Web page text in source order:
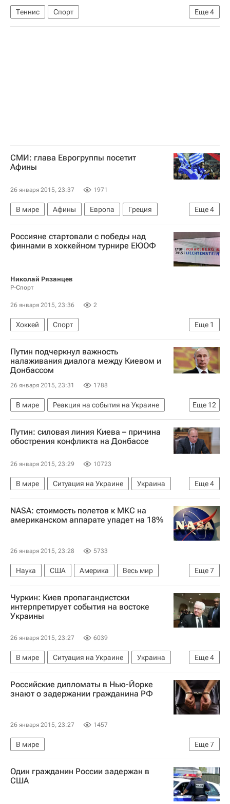
Еще4
Теннис
Спорт
Открытый чемпионат Австралии по теннису-2015
СМИ: глава Еврогруппы посетит
Афины
26 января 2015, 23:37 1971
Еще4
В мире Афины Европа
Греция
Весь мир
Правительство Греции
Еврогруппа
СИРИЗА
Россияне стартовали с победы над
финнами в хоккейном турнире ЕЮОФ
Николай Рязанцев
Р-Спорт
26 января 2015, 23:36 2
Еще 1
Хоккей
Спорт
Европейский юношеский Олимпийский зимний фестиваль 25-30 января 2015 года
Путин подчеркнул важность
налаживания диалога между Киевом и
Донбассом
26 января 2015, 23:31 1788
Еще 12
В мире
Реакция на события на Украине
Киев
Луганск Донецк
Донбасс
Украина
Донецкая область
Весь мир
Владимир Путин
Ангела Меркель
Франсуа Олланд
Путин: силовая линия Киева – причина
обострения конфликта на Донбассе
26 января 2015, 23:29 10723
Еще4
В мире Ситуация на Украине
Украина
Европа
Весь мир
Владимир Путин
Россия
NASA: стоимость полетов к МКС на
американском аппарате упадет на 18%
26 января 2015, 23:28 5733
Еще7
Наука США Америка
Весь мир
Северная Америка
Европа
Чарльз Болден
Роскосмос
The Boeing Company
Международная космическая станция (МКС)
Россия
Чуркин: Киев пропагандистски
интерпретирует события на востоке
Украины
26 января 2015, 23:27 6039
Еще4
В мире Ситуация на Украине
Украина
Европа
Весь мир
Виталий Чуркин
Россия
Российские дипломаты в Нью-Йорке
знают о задержании гражданина РФ
26 января 2015, 23:27 1457
Еще7
В мире
Арест гражданина России в Нью-Йорке
Нью-Йорк (город)
Америка
Весь мир
США
Один гражданин России задержан в
США